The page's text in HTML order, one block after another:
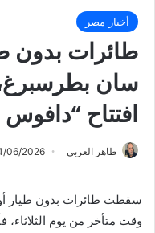
أخبار مصر
طائرات بدون
سان
افتتاح “دافوس
طاهر العربى 06/2026
سقطت طائرات بدون طيار
وقت متأخر من يوم الثلاثاء،